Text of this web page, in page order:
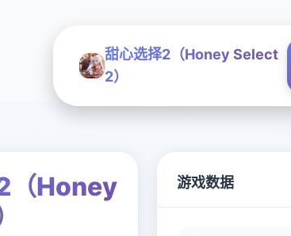
甜心选择2（Honey Select
2）
（Honey
游戏数据